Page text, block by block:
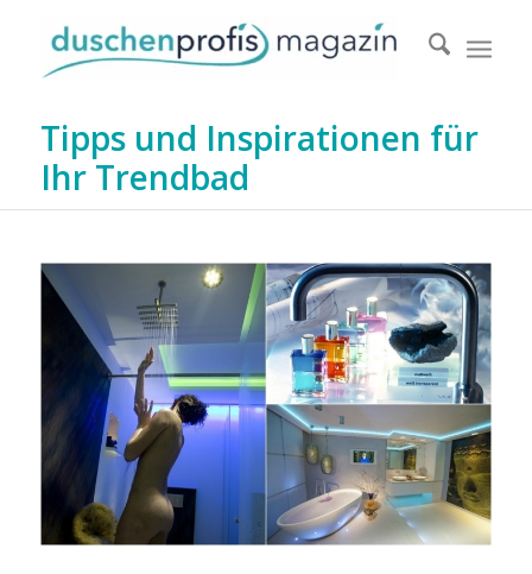
Tipps und Inspirationen für
Ihr Trendbad